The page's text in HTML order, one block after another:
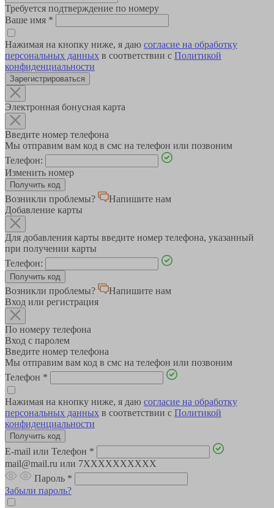
Требуется подтверждение по номеру
Ваше имя *
Нажимая на кнопку ниже, я даю согласие на обработку
персональных данных в соответствии с Политикой
конфиденциальности
Зарегистрироваться
Электронная бонусная карта
Введите номер телефона
Мы отправим вам код в смс на телефон или позвоним
Телефон:
Изменить номер
Возникли проблемы?
Напишите нам
Добавление карты
Для добавления карты введите номер телефона, указанный
при получении карты
Телефон:
Возникли проблемы?
Напишите нам
Вход или регистрация
По номеру телефона
Вход с паролем
Введите номер телефона
Мы отправим вам код в смс на телефон или позвоним
Телефон *
Нажимая на кнопку ниже, я даю согласие на обработку
персональных данных в соответствии с Политикой
конфиденциальности
E-mail или Телефон *
mail@mail.ru или 7XXXXXXXXXX
Пароль *
Забыли пароль?